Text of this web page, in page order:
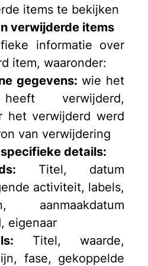
items te bekijken
verwijderde items
informatie over
item, waaronder:
gegevens: wie het
verwijderd,
het verwijderd werd
van verwijdering
details:
Titel, datum
activiteit, labels,
aanmaakdatum
eigenaar
Titel, waarde,
fase, gekoppelde